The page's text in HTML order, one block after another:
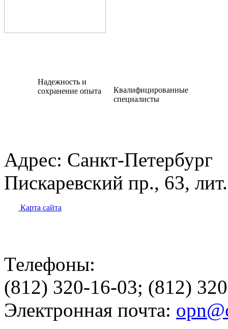
Надежность и
сохранение опыта
Квалифицированные
специалисты
Адрес: Санкт-Петербург
Пискаревский пр., 63,
Карта сайта
Телефоны:
(812) 320-16-03; (812)
Электронная почта: